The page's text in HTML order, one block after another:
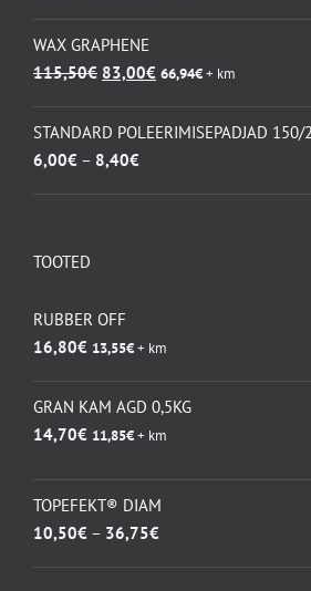
oli:
67,20€.
on:
49,00€.
WAX GRAPHENE
115,50€ Algne
oli:
115,50€.
83,00€Praegune
on:
66,94€+ km
STANDARD POLEERIMISEPADJAD
6,00€ – 8,40€Hinnavahemik:
TOOTED
RUBBER OFF
16,80€ 13,55€+ km
GRAN KAM AGD 0,5KG
14,70€ 11,85€+ km
TOPEFEKT® DIAM
10,50€ – 36,75€Hinnavahemik: